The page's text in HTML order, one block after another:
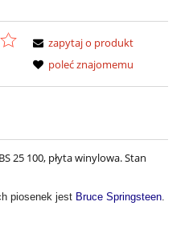
zapytaj o produkt
poleć znajomemu
25 100, płyta winylowa. Stan
piosenek jest Bruce Springsteen